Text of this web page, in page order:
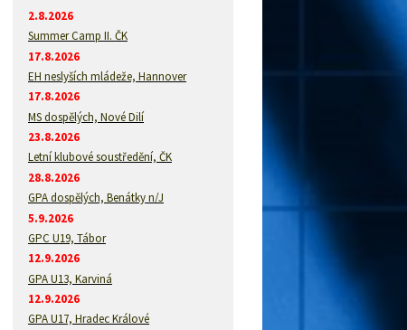
2.8.2026
Summer Camp II. ČK
17.8.2026
EH neslyších mládeže, Hannover
17.8.2026
MS dospělých, Nové Dilí
23.8.2026
Letní klubové soustředění, ČK
28.8.2026
GPA dospělých, Benátky n/J
5.9.2026
GPC U19, Tábor
12.9.2026
GPA U13, Karviná
12.9.2026
GPA U17, Hradec Králové